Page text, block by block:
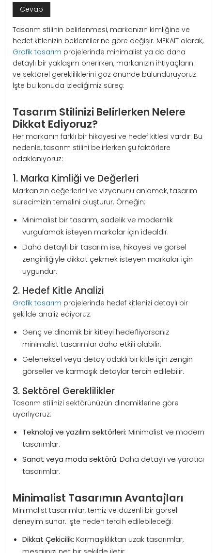
Cevap
Tasarım stilinin belirlenmesi, markanızın kimliğine ve
hedef kitlenizin beklentilerine göre değişir. MEKAIT olarak,
Grafik tasarım projelerinde minimalist ya da daha
detaylı bir yaklaşım önerirken, markanızın ihtiyaçlarını
ve sektörel gerekliliklerini göz önünde bulunduruyoruz.
İşte bu konuda izlediğimiz süreç:
Tasarım Stilinizi Belirlerken Nelere
Dikkat Ediyoruz?
Her markanın farklı bir hikayesi ve hedef kitlesi vardır. Bu
nedenle, tasarım stilini belirlerken şu faktörlere
odaklanıyoruz:
1. Marka Kimliği ve Değerleri
Markanızın değerlerini ve vizyonunu anlamak, tasarım
sürecimizin temelini oluşturur. Örneğin:
Minimalist bir tasarım, sadelik ve modernlik
vurgulamak isteyen markalar için idealdir.
Daha detaylı bir tasarım ise, hikayesi ve görsel
zenginliğiyle dikkat çekmek isteyen markalar için
uygundur.
2. Hedef Kitle Analizi
Grafik tasarım projelerinde hedef kitlenizi detaylı bir
şekilde analiz ediyoruz:
Genç ve dinamik bir kitleyi hedefliyorsanız
minimalist tasarımlar daha etkili olabilir.
Geleneksel veya detay odaklı bir kitle için zengin
görseller ve karmaşık detaylar tercih edilebilir.
3. Sektörel Gereklilikler
Tasarım stilinizi sektörünüzün dinamiklerine göre
uyarlıyoruz:
Teknoloji ve yazılım sektörleri: Minimalist ve modern
tasarımlar.
Sanat veya moda sektörü: Daha detaylı ve yaratıcı
tasarımlar.
Minimalist Tasarımın Avantajları
Minimalist tasarımlar, temiz ve düzenli bir görsel
deneyim sunar. İşte neden tercih edilebileceği:
Dikkat Çekicilik: Karmaşıklıktan uzak tasarımlar,